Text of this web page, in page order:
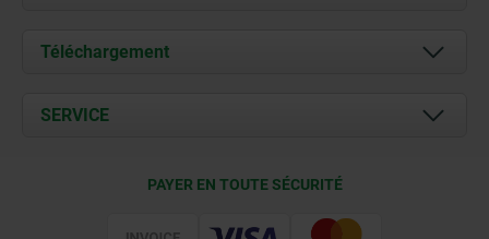
À propos de nous
Contact
Téléchargement
Documents
SERVICE
PAYER EN TOUTE SÉCURITÉ